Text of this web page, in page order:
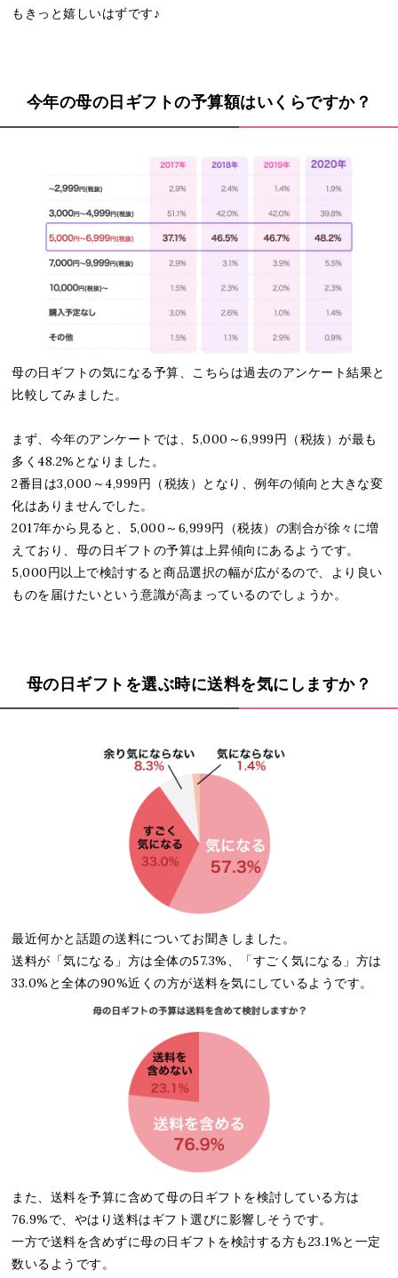
もきっと嬉しいはずです♪
今年の母の日ギフトの予算額はいくらですか？
母の日ギフトの気になる予算、こちらは過去のアンケート結果と
比較してみました。
まず、今年のアンケートでは、5,000～6,999円（税抜）が最も
多く48.2%となりました。
2番目は3,000～4,999円（税抜）となり、例年の傾向と大きな変
化はありませんでした。
2017年から見ると、5,000～6,999円（税抜）の割合が徐々に増
えており、母の日ギフトの予算は上昇傾向にあるようです。
5,000円以上で検討すると商品選択の幅が広がるので、より良い
ものを届けたいという意識が高まっているのでしょうか。
母の日ギフトを選ぶ時に送料を気にしますか？
最近何かと話題の送料についてお聞きしました。
送料が「気になる」方は全体の57.3%、「すごく気になる」方は
33.0%と全体の90%近くの方が送料を気にしているようです。
また、送料を予算に含めて母の日ギフトを検討している方は
76.9%で、やはり送料はギフト選びに影響しそうです。
一方で送料を含めずに母の日ギフトを検討する方も23.1%と一定
数いるようです。